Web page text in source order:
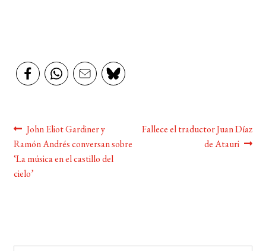
Navegación
de
entradas
Anterior:
John Eliot Gardiner y
Ramón Andrés conversan sobre
‘La música en el castillo del
cielo’
Siguiente:
Fallece el traductor Juan Díaz
de Atauri